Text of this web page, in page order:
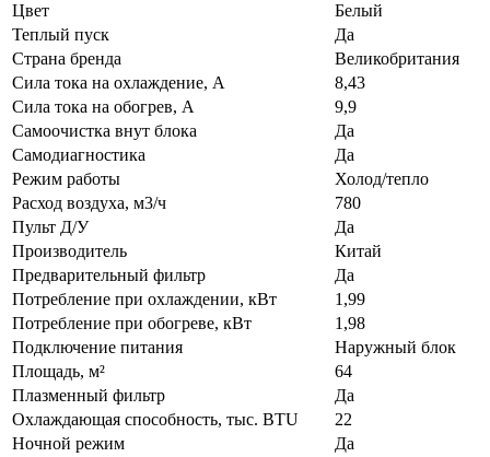
Цвет
Белый
Теплый пуск
Да
Страна бренда
Великобритания
Сила тока на охлаждение, А
8,43
Сила тока на обогрев, А
9,9
Самоочистка внут блока
Да
Самодиагностика
Да
Режим работы
Холод/тепло
Расход воздуха, м3/ч
780
Пульт Д/У
Да
Производитель
Китай
Предварительный фильтр
Да
Потребление при охлаждении, кВт
1,99
Потребление при обогреве, кВт
1,98
Подключение питания
Наружный блок
Площадь, м²
64
Плазменный фильтр
Да
Охлаждающая способность, тыс. BTU
22
Ночной режим
Да